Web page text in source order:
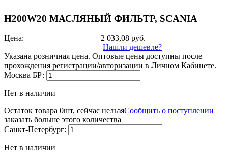
H200W20 МАСЛЯНЫЙ ФИЛЬТР, SCANIA
Цена: 2 033,08руб.
Нашли дешевле?
Указана розничная цена. Оптовые цены доступны после
прохождения регистрации/авторизации в Личном Кабинете.
Москва БР:
Нет в наличии
Сообщить о поступлении
Остаток товара 0шт, сейчас нельзя
заказать больше этого количества
Санкт-Петербург:
Нет в наличии